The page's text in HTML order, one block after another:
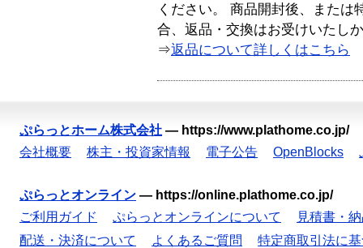
ください。 商品開封後、または
合、返品・交換はお受けいたし
⇒返品について詳しくはこちら
ぷらっとホーム株式会社 — https://www.plathome.co.jp/
会社概要
株主・投資家情報 電子公告 OpenBlocks
ぷらっとオンライン — https://online.plathome.co.jp/
ご利用ガイド
ぷらっとオンラインについて
見積書・
配送・決済について
よくあるご質問
特定商取引法に